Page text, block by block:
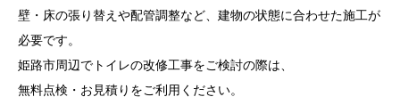
壁・床の張り替えや配管調整など、建物の状態に合わせた施工が
必要です。
姫路市周辺でトイレの改修工事をご検討の際は、
無料点検・お見積りをご利用ください。